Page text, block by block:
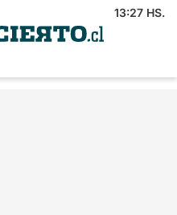
13:27 HS.